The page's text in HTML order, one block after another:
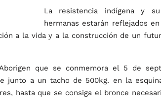
La resistencia indígena y
hermanas estarán reflejados
a la vida y a la construcción de un
que se conmemora el 5 de
junto a un tacho de 500kg. en la
hasta que se consiga el bronce